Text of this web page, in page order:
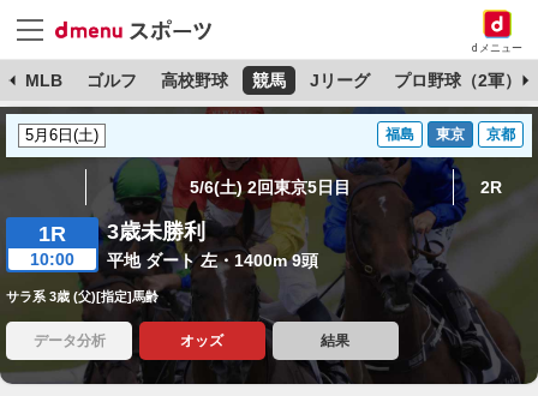
dメニュー
MLB ゴルフ 高校野球 競馬 Jリーグ プロ野球（2軍）
福島 東京 京都
5/6(土) 2回東京5日目 2R
1R
10:00
3歳未勝利
平地 ダート 左・1400m 9頭
サラ系 3歳 (父)[指定]馬齢
データ分析 オッズ 結果